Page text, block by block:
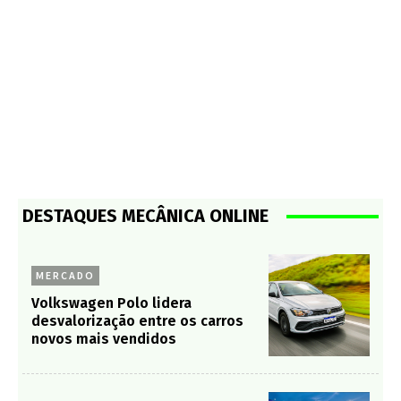
DESTAQUES MECÂNICA ONLINE
MERCADO
Volkswagen Polo lidera
desvalorização entre os carros
novos mais vendidos